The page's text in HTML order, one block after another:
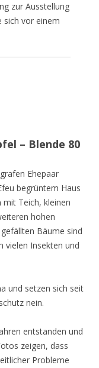
zur Ausstellung
sich vor einem
– Blende 80
Ehepaar
begrüntem Haus
Teich, kleinen
hohen
Bäume sind
vielen Insekten und
und setzen sich seit
nein.
entstanden und
zeigen, dass
Probleme